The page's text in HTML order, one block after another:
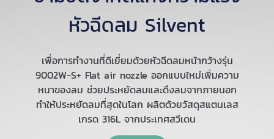
หัวฉีดลม Silvent
เพื่อการทำงานที่ดีเยี่ยมด้วยหัวฉีดลมหน้ากว้างรุ่น
9002W-S+ Flat air nozzle ออกแบบใหม่เพิ่มความ
หนาของลม ช่วยประหยัดลมและดึงลมจากภายนอก
ทำให้ประหยัดลมที่สุดในโลก ผลิตด้วยวัสดุสแตนเลส
เกรด 316L จากประเทศสวีเดน